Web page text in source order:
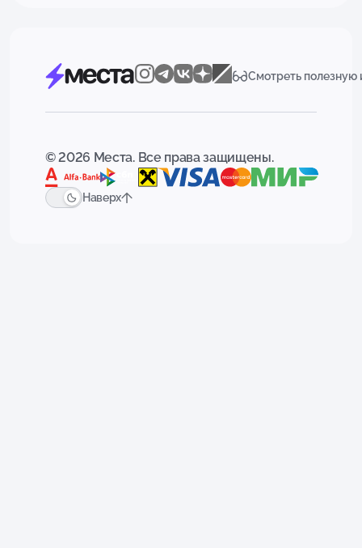
Смотреть
© 2026 Места. Все права защищены.
Наверх